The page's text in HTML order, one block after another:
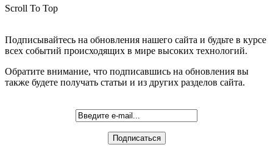
Scroll To Top
Подписывайтесь на обновления нашего сайта и будьте в курсе
всех событий происходящих в мире высоких технологий.
Обратите внимание, что подписавшись на обновления вы
также будете получать статьи и из других разделов сайта.